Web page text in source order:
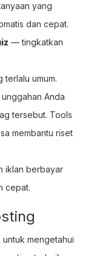
yang
dan cepat.
— tingkatkan
umum.
Anda
tersebut. Tools
membantu riset
iklan berbayar
cepat.
mengetahui